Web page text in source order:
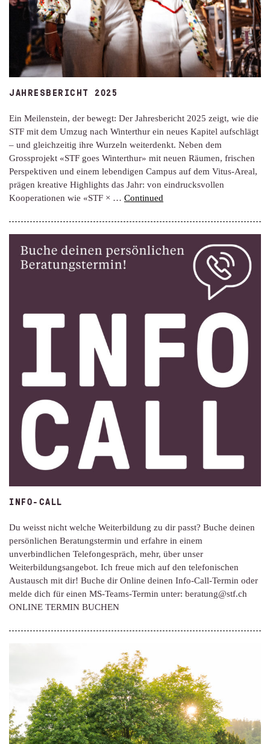
JAHRESBERICHT 2025
Ein Meilenstein, der bewegt: Der Jahresbericht 2025 zeigt, wie die
STF mit dem Umzug nach Winterthur ein neues Kapitel aufschlägt
– und gleichzeitig ihre Wurzeln weiterdenkt. Neben dem
Grossprojekt «STF goes Winterthur» mit neuen Räumen, frischen
Perspektiven und einem lebendigen Campus auf dem Vitus-Areal,
prägen kreative Highlights das Jahr: von eindrucksvollen
Kooperationen wie «STF × … Continued
INFO-CALL
Du weisst nicht welche Weiterbildung zu dir passt? Buche deinen
persönlichen Beratungstermin und erfahre in einem
unverbindlichen Telefongespräch, mehr, über unser
Weiterbildungsangebot. Ich freue mich auf den telefonischen
Austausch mit dir! Buche dir Online deinen Info-Call-Termin oder
melde dich für einen MS-Teams-Termin unter: beratung@stf.ch
ONLINE TERMIN BUCHEN